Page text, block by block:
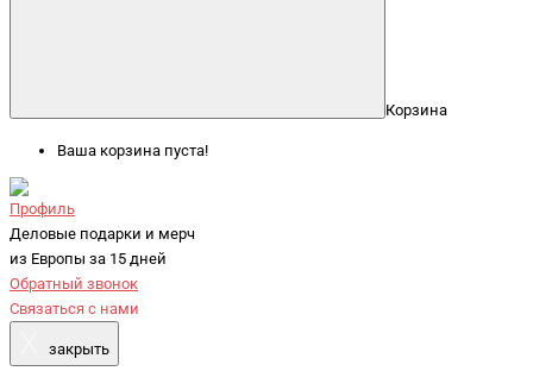
Корзина
Ваша корзина пуста!
Профиль
Деловые подарки и мерч
из Европы за 15 дней
Обратный звонок
Связаться с нами
закрыть